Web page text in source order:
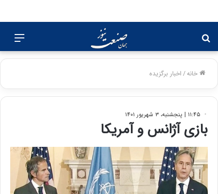
برای
خانه/اخبار برگزیده
۱۱:۴۵ | پنجشنبه، ۳ شهریور ۱۴۰۱
بازی آژانس و آمریکا